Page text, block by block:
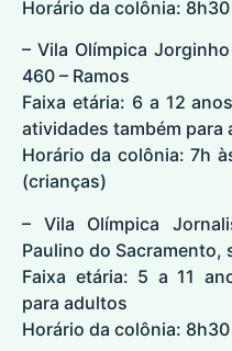
Horário da colônia:
– Vila Olímpica
460 – Ramos
Faixa etária: 6 a 12
atividades também para
Horário da colônia: 7h
(crianças)
– Vila Olímpica
Paulino do Sacramento,
Faixa etária: 5 a 11
para adultos
Horário da colônia: